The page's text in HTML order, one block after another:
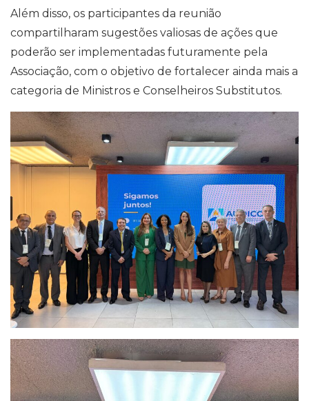
Além disso, os participantes da reunião
compartilharam sugestões valiosas de ações que
poderão ser implementadas futuramente pela
Associação, com o objetivo de fortalecer ainda mais a
categoria de Ministros e Conselheiros Substitutos.